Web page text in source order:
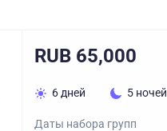
RUB 65,000
6 дней 5 ночей
Даты набора групп